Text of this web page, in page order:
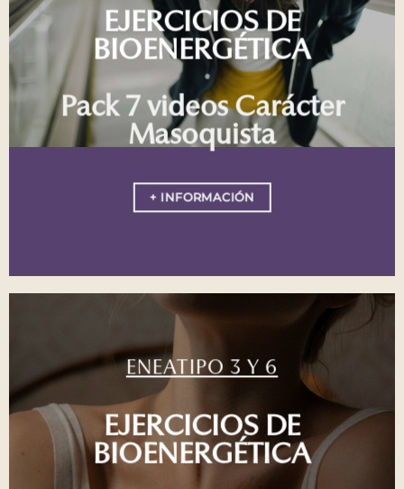
EJERCICIOS DE
BIOENERGÉTICA
Pack 7 videos Carácter
Masoquista
+ INFORMACIÓN
ENEATIPO 3 Y 6
EJERCICIOS DE
BIOENERGÉTICA